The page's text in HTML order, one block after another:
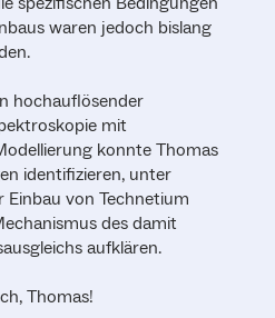
waren jedoch bislang
hochauflösender
mit
konnte Thomas
identifizieren, unter
von Technetium
des damit
aufklären.
Thomas!